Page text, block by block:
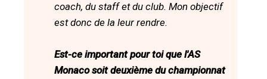
coach, du staff et du club. Mon objectif
est donc de la leur rendre.
Est-ce important pour toi que l'AS
Monaco soit deuxième du championnat